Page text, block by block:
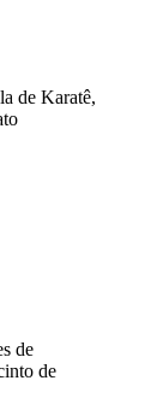
de Karatê,
de
de